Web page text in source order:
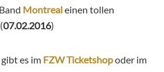
Montrealeinen tollen
07.02.2016)
es im FZW Ticketshopoder im